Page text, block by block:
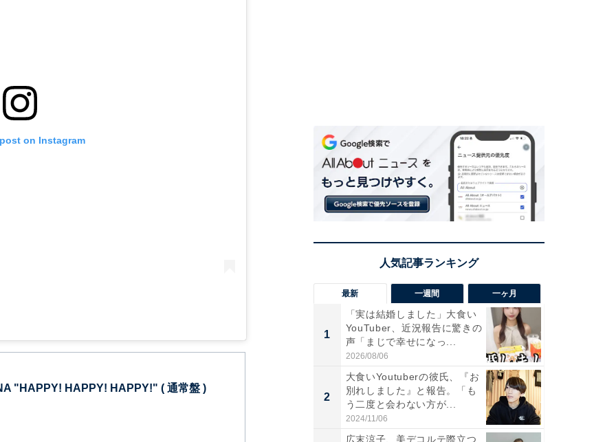
on Instagram
"HAPPY! HAPPY! HAPPY!" ( 通常盤 )
最新 一週間 一ヶ月
1
「実は結婚しました」大食い
YouTuber、近況報告に驚きの
声「まじで幸せになっ...
2026/08/06
2
大食いYoutuberの彼氏、『お
別れしました』と報告。「も
う二度と会わない方が...
2024/11/06
広末涼子、美デコルテ際立つ